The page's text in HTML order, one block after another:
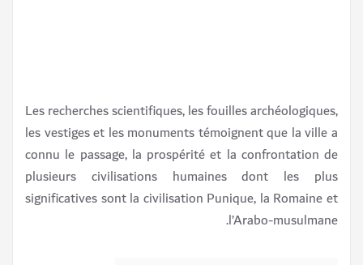
Les recherches scientifiques, les fouilles archéologiques,
les vestiges et les monuments témoignent que la ville a
connu le passage, la prospérité et la confrontation de
plusieurs civilisations humaines dont les plus
significatives sont la civilisation Punique, la Romaine et
l’Arabo-musulmane.